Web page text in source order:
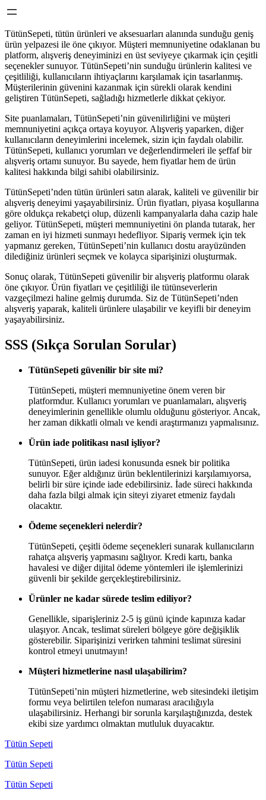
TütünSepeti, tütün ürünleri ve aksesuarları alanında sunduğu geniş
ürün yelpazesi ile öne çıkıyor. Müşteri memnuniyetine odaklanan bu
platform, alışveriş deneyiminizi en üst seviyeye çıkarmak için çeşitli
seçenekler sunuyor. TütünSepeti’nin sunduğu ürünlerin kalitesi ve
çeşitliliği, kullanıcıların ihtiyaçlarını karşılamak için tasarlanmış.
Müşterilerinin güvenini kazanmak için sürekli olarak kendini
geliştiren TütünSepeti, sağladığı hizmetlerle dikkat çekiyor.
Site puanlamaları, TütünSepeti’nin güvenilirliğini ve müşteri
memnuniyetini açıkça ortaya koyuyor. Alışveriş yaparken, diğer
kullanıcıların deneyimlerini incelemek, sizin için faydalı olabilir.
TütünSepeti, kullanıcı yorumları ve değerlendirmeleri ile şeffaf bir
alışveriş ortamı sunuyor. Bu sayede, hem fiyatlar hem de ürün
kalitesi hakkında bilgi sahibi olabilirsiniz.
TütünSepeti’nden tütün ürünleri satın alarak, kaliteli ve güvenilir bir
alışveriş deneyimi yaşayabilirsiniz. Ürün fiyatları, piyasa koşullarına
göre oldukça rekabetçi olup, düzenli kampanyalarla daha cazip hale
geliyor. TütünSepeti, müşteri memnuniyetini ön planda tutarak, her
zaman en iyi hizmeti sunmayı hedefliyor. Sipariş vermek için tek
yapmanız gereken, TütünSepeti’nin kullanıcı dostu arayüzünden
dilediğiniz ürünleri seçmek ve kolayca siparişinizi oluşturmak.
Sonuç olarak, TütünSepeti güvenilir bir alışveriş platformu olarak
öne çıkıyor. Ürün fiyatları ve çeşitliliği ile tütünseverlerin
vazgeçilmezi haline gelmiş durumda. Siz de TütünSepeti’nden
alışveriş yaparak, kaliteli ürünlere ulaşabilir ve keyifli bir deneyim
yaşayabilirsiniz.
SSS (Sıkça Sorulan Sorular)
TütünSepeti güvenilir bir site mi?
TütünSepeti, müşteri memnuniyetine önem veren bir
platformdur. Kullanıcı yorumları ve puanlamaları, alışveriş
deneyimlerinin genellikle olumlu olduğunu gösteriyor. Ancak,
her zaman dikkatli olmalı ve kendi araştırmanızı yapmalısınız.
Ürün iade politikası nasıl işliyor?
TütünSepeti, ürün iadesi konusunda esnek bir politika
sunuyor. Eğer aldığınız ürün beklentilerinizi karşılamıyorsa,
belirli bir süre içinde iade edebilirsiniz. İade süreci hakkında
daha fazla bilgi almak için siteyi ziyaret etmeniz faydalı
olacaktır.
Ödeme seçenekleri nelerdir?
TütünSepeti, çeşitli ödeme seçenekleri sunarak kullanıcıların
rahatça alışveriş yapmasını sağlıyor. Kredi kartı, banka
havalesi ve diğer dijital ödeme yöntemleri ile işlemlerinizi
güvenli bir şekilde gerçekleştirebilirsiniz.
Ürünler ne kadar sürede teslim ediliyor?
Genellikle, siparişleriniz 2-5 iş günü içinde kapınıza kadar
ulaşıyor. Ancak, teslimat süreleri bölgeye göre değişiklik
gösterebilir. Siparişinizi verirken tahmini teslimat süresini
kontrol etmeyi unutmayın!
Müşteri hizmetlerine nasıl ulaşabilirim?
TütünSepeti’nin müşteri hizmetlerine, web sitesindeki iletişim
formu veya belirtilen telefon numarası aracılığıyla
ulaşabilirsiniz. Herhangi bir sorunla karşılaştığınızda, destek
ekibi size yardımcı olmaktan mutluluk duyacaktır.
Tütün Sepeti
Tütün Sepeti
Tütün Sepeti